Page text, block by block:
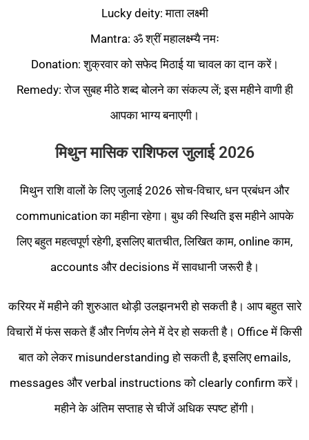
Lucky deity: माता लक्ष्मी
Mantra: ॐ श्रीं महालक्ष्म्यै नमः
Donation: शुक्रवार को सफेद मिठाई या चावल का दान करें।
Remedy: रोज सुबह मीठे शब्द बोलने का संकल्प लें; इस महीने वाणी ही
आपका भाग्य बनाएगी।
मिथुन मासिक राशिफल जुलाई 2026
मिथुन राशि वालों के लिए जुलाई 2026 सोच-विचार, धन प्रबंधन और
communication का महीना रहेगा। बुध की स्थिति इस महीने आपके
लिए बहुत महत्वपूर्ण रहेगी, इसलिए बातचीत, लिखित काम, online काम,
accounts और decisions में सावधानी जरूरी है।
करियर में महीने की शुरुआत थोड़ी उलझनभरी हो सकती है। आप बहुत सारे
विचारों में फंस सकते हैं और निर्णय लेने में देर हो सकती है। Office में किसी
बात को लेकर misunderstanding हो सकती है, इसलिए emails,
messages और verbal instructions को clearly confirm करें।
महीने के अंतिम सप्ताह से चीजें अधिक स्पष्ट होंगी।